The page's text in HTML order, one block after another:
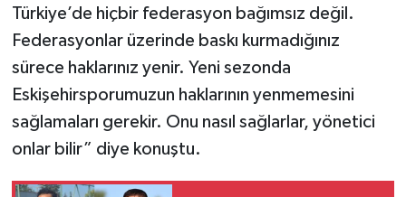
Türkiye’de hiçbir federasyon bağımsız değil.
Federasyonlar üzerinde baskı kurmadığınız
sürece haklarınız yenir. Yeni sezonda
Eskişehirsporumuzun haklarının yenmemesini
sağlamaları gerekir. Onu nasıl sağlarlar, yönetici
onlar bilir” diye konuştu.